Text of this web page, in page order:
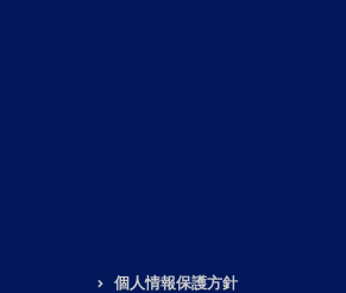
個人情報保護方針